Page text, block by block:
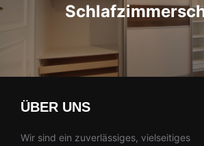
ÜBER UNS
Wir sind ein zuverlässiges, vielseitiges